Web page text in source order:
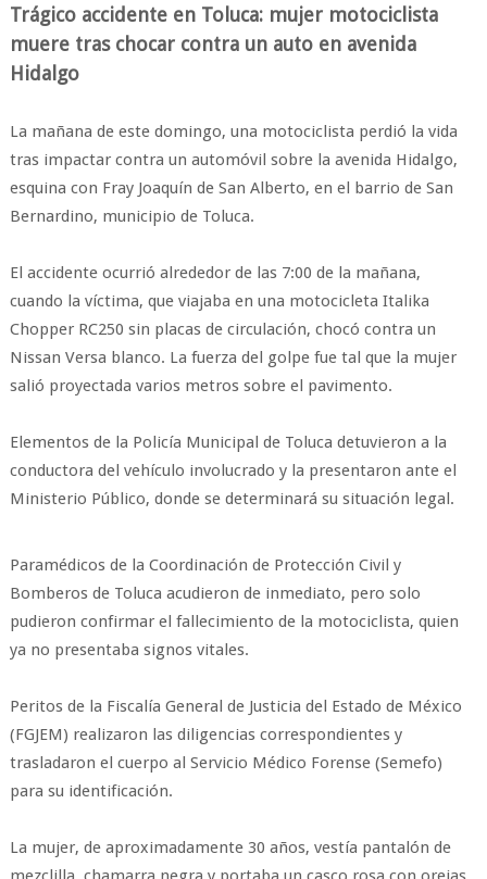
Trágico accidente en Toluca: mujer motociclista
muere tras chocar contra un auto en avenida
Hidalgo
La mañana de este domingo, una motociclista perdió la vida
tras impactar contra un automóvil sobre la avenida Hidalgo,
esquina con Fray Joaquín de San Alberto, en el barrio de San
Bernardino, municipio de Toluca.
El accidente ocurrió alrededor de las 7:00 de la mañana,
cuando la víctima, que viajaba en una motocicleta Italika
Chopper RC250 sin placas de circulación, chocó contra un
Nissan Versa blanco. La fuerza del golpe fue tal que la mujer
salió proyectada varios metros sobre el pavimento.
Elementos de la Policía Municipal de Toluca detuvieron a la
conductora del vehículo involucrado y la presentaron ante el
Ministerio Público, donde se determinará su situación legal.
Paramédicos de la Coordinación de Protección Civil y
Bomberos de Toluca acudieron de inmediato, pero solo
pudieron confirmar el fallecimiento de la motociclista, quien
ya no presentaba signos vitales.
Peritos de la Fiscalía General de Justicia del Estado de México
(FGJEM) realizaron las diligencias correspondientes y
trasladaron el cuerpo al Servicio Médico Forense (Semefo)
para su identificación.
La mujer, de aproximadamente 30 años, vestía pantalón de